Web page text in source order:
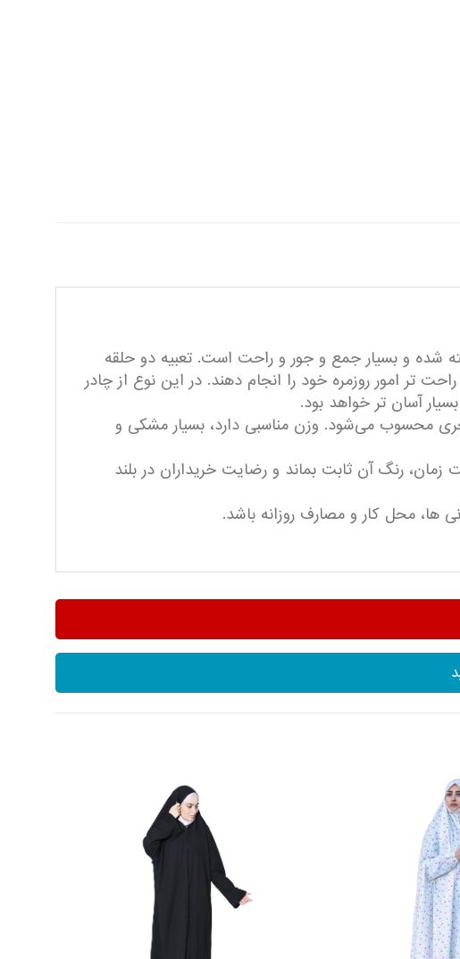
شده و بسیار جمع و جور و راحت است. تعبیه دو حلقه
تر امور روزمره خود را انجام دهند. در این نوع از چادر
آسان تر خواهد بود.
محسوب می‌شود. وزن مناسبی دارد، بسیار مشکی و
رنگ آن ثابت بماند و رضایت خریداران در بلند
ها، محل کار و مصارف روزانه باشد.